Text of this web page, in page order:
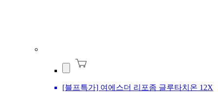
[블프특가] 여에스더 리포좀 글루타치온 12X